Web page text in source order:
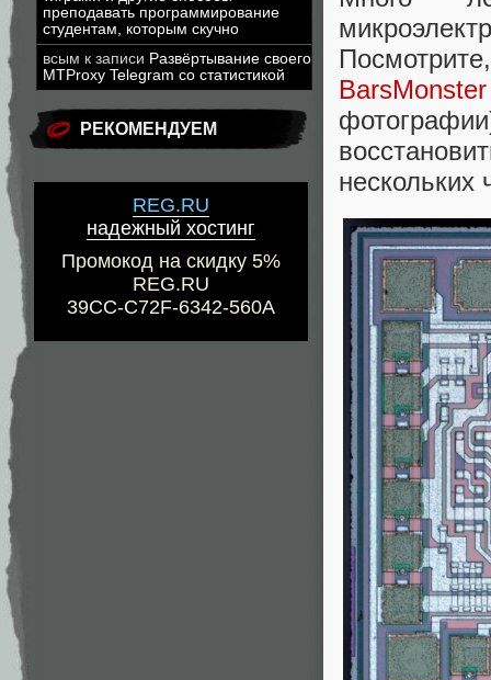
преподавать программирование
студентам, которым скучно
всым к записи Развёртывание своего
MTProxy Telegram со статистикой
РЕКОМЕНДУЕМ
REG.RU
надежный хостинг
Промокод на скидку 5%
REG.RU
39CC-C72F-6342-560A
BarsMonster
нескольких